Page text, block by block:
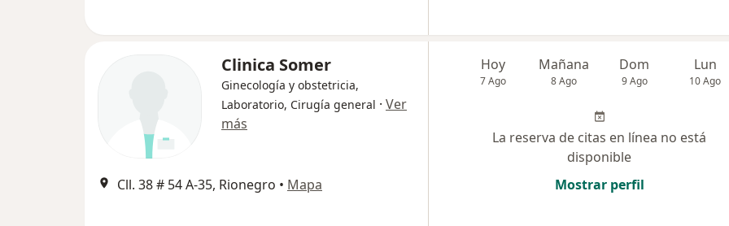
Clinica Somer
Ginecología y obstetricia,
Laboratorio, Cirugía general · Ver
más
Cll. 38 # 54 A-35, Rionegro • Mapa
Hoy
7 Ago
Mañana
8 Ago
Dom
9 Ago
Lun
10 Ago
La reserva de citas en línea no está
disponible
Mostrar perfil